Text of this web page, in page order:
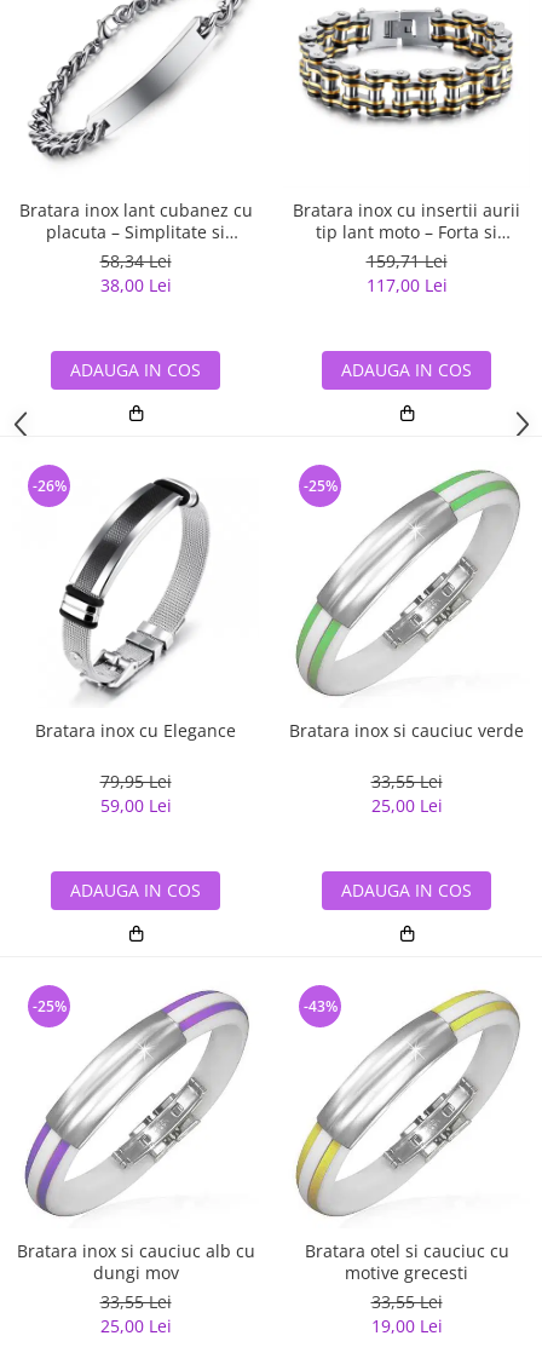
Bratara inox lant cubanez cu
placuta – Simplitate si
rafinament
58,34 Lei
38,00 Lei
ADAUGA IN COS
Bratara inox cu insertii aurii
tip lant moto – Forta si
rafinament masculin
159,71 Lei
117,00 Lei
ADAUGA IN COS
Bratara inox cu Elegance
79,95 Lei
59,00 Lei
-26%
ADAUGA IN COS
Bratara inox si cauciuc verde
33,55 Lei
25,00 Lei
-25%
ADAUGA IN COS
Bratara inox si cauciuc alb cu
dungi mov
33,55 Lei
25,00 Lei
-25%
Bratara otel si cauciuc cu
motive grecesti
33,55 Lei
19,00 Lei
-43%